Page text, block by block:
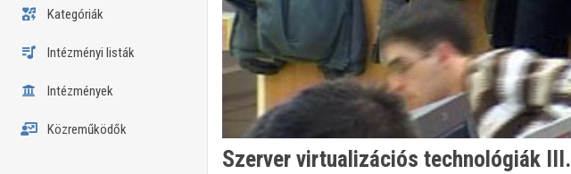
Kategóriák
Intézményi listák
Intézmények
Közreműködők
Szerver virtualizációs technológiák III.